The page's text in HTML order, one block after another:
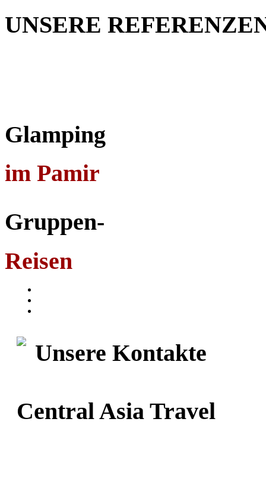
UNSERE
Glamping
im Pamir
Gruppen-
Reisen
Unsere Kontakte
Central Asia Travel